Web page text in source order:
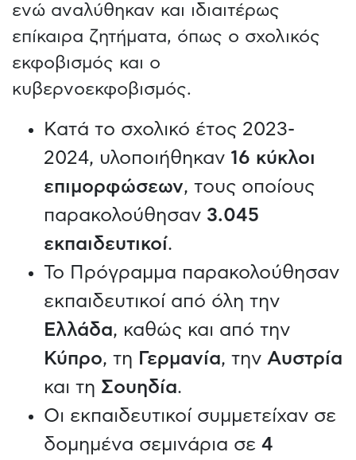
ενώ αναλύθηκαν και ιδιαιτέρως
επίκαιρα ζητήματα, όπως ο σχολικός
εκφοβισμός και ο
κυβερνοεκφοβισμός.
Κατά το σχολικό έτος 2023-
2024, υλοποιήθηκαν 16 κύκλοι
επιμορφώσεων, τους οποίους
παρακολούθησαν 3.045
εκπαιδευτικοί.
Το Πρόγραμμα παρακολούθησαν
εκπαιδευτικοί από όλη την
Ελλάδα, καθώς και από την
Κύπρο, τη Γερμανία, την Αυστρία
και τη Σουηδία.
Οι εκπαιδευτικοί συμμετείχαν σε
δομημένα σεμινάρια σε 4